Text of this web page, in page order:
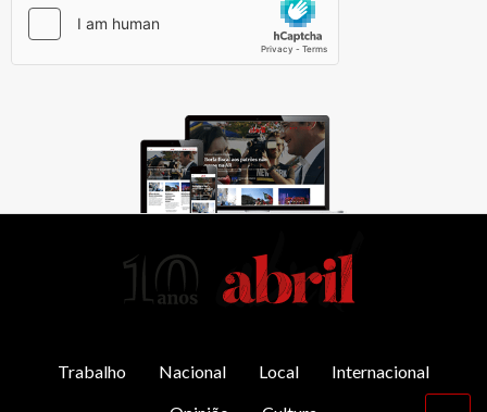
Trabalho Nacional Local
Internacional